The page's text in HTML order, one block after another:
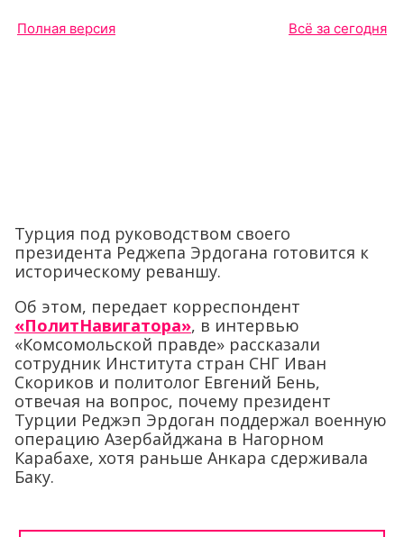
Полная версия Всё за сегодня
Турция под руководством своего
президента Реджепа Эрдогана готовится к
историческому реваншу.
Об этом, передает корреспондент
«ПолитНавигатора», в интервью
«Комсомольской правде» рассказали
сотрудник Института стран СНГ Иван
Скориков и политолог Евгений Бень,
отвечая на вопрос, почему президент
Турции Реджэп Эрдоган поддержал военную
операцию Азербайджана в Нагорном
Карабахе, хотя раньше Анкара сдерживала
Баку.